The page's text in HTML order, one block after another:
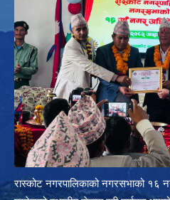
रास्कोट नगरपालिकाको नगरसभाको १६